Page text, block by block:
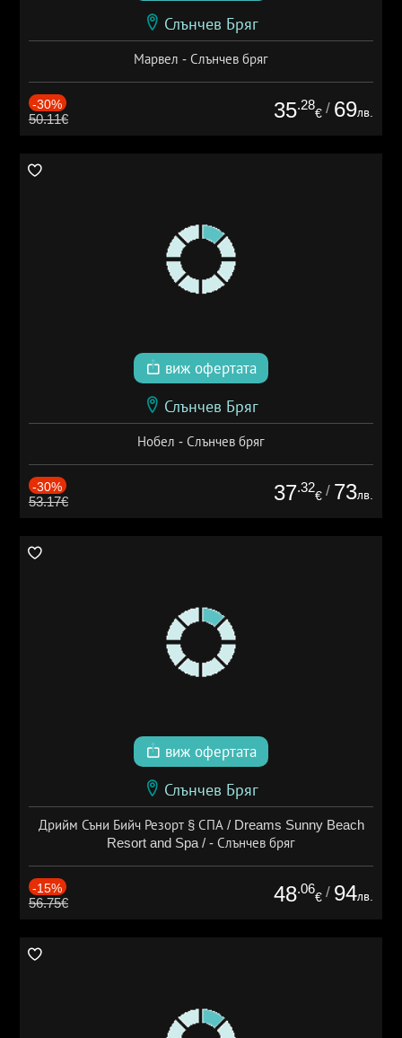
Слънчев Бряг
Марвел - Слънчев бряг
-30%
50.11€ 35.28
€ / 69лв.
виж офертата
Слънчев Бряг
Нобел - Слънчев бряг
-30%
53.17€ 37.32
€ / 73лв.
виж офертата
Слънчев Бряг
Дрийм Съни Бийч Резорт § СПА / Dreams Sunny Beach
Resort and Spa / - Слънчев бряг
-15%
56.75€ 48.06
€ / 94лв.